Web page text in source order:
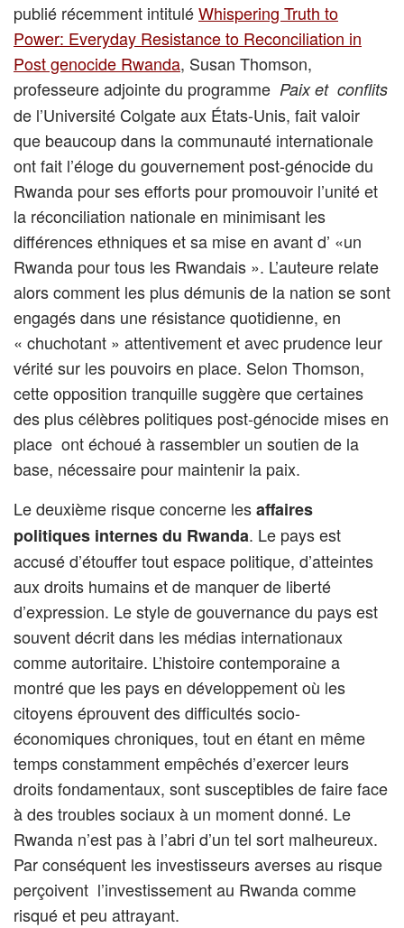
publié récemment intituléWhispering Truth to
Power: Everyday Resistance to Reconciliation in
Post genocide Rwanda, Susan Thomson,
professeure adjointe du programme Paix et conflits
de l’Université Colgate aux États-Unis, fait valoir
que beaucoup dans la communauté internationale
ont fait l’éloge du gouvernement post-génocide du
Rwanda pour ses efforts pour promouvoir l’unité et
la réconciliation nationale en minimisant les
différences ethniques et sa mise en avant d’ «un
Rwanda pour tous les Rwandais ». L’auteure relate
alors comment les plus démunis de la nation se sont
engagés dans une résistance quotidienne, en
« chuchotant » attentivement et avec prudence leur
vérité sur les pouvoirs en place. Selon Thomson,
cette opposition tranquille suggère que certaines
des plus célèbres politiques post-génocide mises en
place ont échoué à rassembler un soutien de la
base, nécessaire pour maintenir la paix.
Le deuxième risque concerne lesaffaires
politiques internes du Rwanda. Le pays est
accusé d’étouffer tout espace politique, d’atteintes
aux droits humains et de manquer de liberté
d’expression. Le style de gouvernance du pays est
souvent décrit dans les médias internationaux
comme autoritaire. L’histoire contemporaine a
montré que les pays en développement où les
citoyens éprouvent des difficultés socio-
économiques chroniques, tout en étant en même
temps constamment empêchés d’exercer leurs
droits fondamentaux, sont susceptibles de faire face
à des troubles sociaux à un moment donné. Le
Rwanda n’est pas à l’abri d’un tel sort malheureux.
Par conséquent les investisseurs averses au risque
perçoivent l’investissement au Rwanda comme
risqué et peu attrayant.